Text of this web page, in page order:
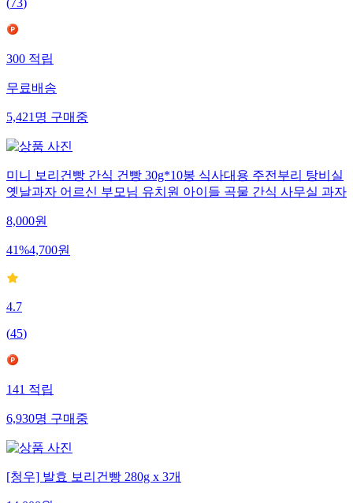
(73)
300적립
무료배송
5,421명구매중
미니 보리건빵 간식 건빵 30g*10봉 식사대용 주전부리 탕비실
옛날과자 어르신 부모님 유치원 아이들 곡물 간식 사무실 과자
8,000원
41%4,700원
4.7
(45)
141적립
6,930명구매중
[청우] 발효 보리건빵 280g x 3개